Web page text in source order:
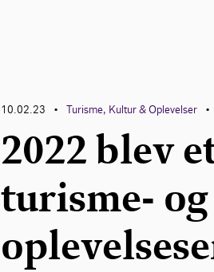
10.02.23 • Turisme, Kultur & Oplevelser •
2022 blev
turisme- og